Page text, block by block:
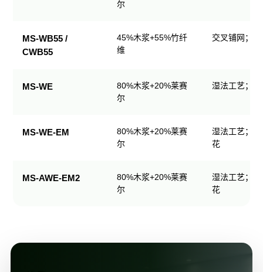
尔
MS-WB55 /
CWB55
45%木浆+55%竹纤
维
交叉铺网；
MS-WE
80%木浆+20%莱赛
尔
湿法工艺；
MS-WE-EM
80%木浆+20%莱赛
尔
湿法工艺；
花
MS-AWE-EM2
80%木浆+20%莱赛
尔
湿法工艺；
花